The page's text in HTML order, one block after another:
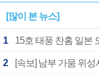
[많이 본 뉴스]
1 15호 태풍 찬홈 일본
2 [속보] 남부 가뭄 위